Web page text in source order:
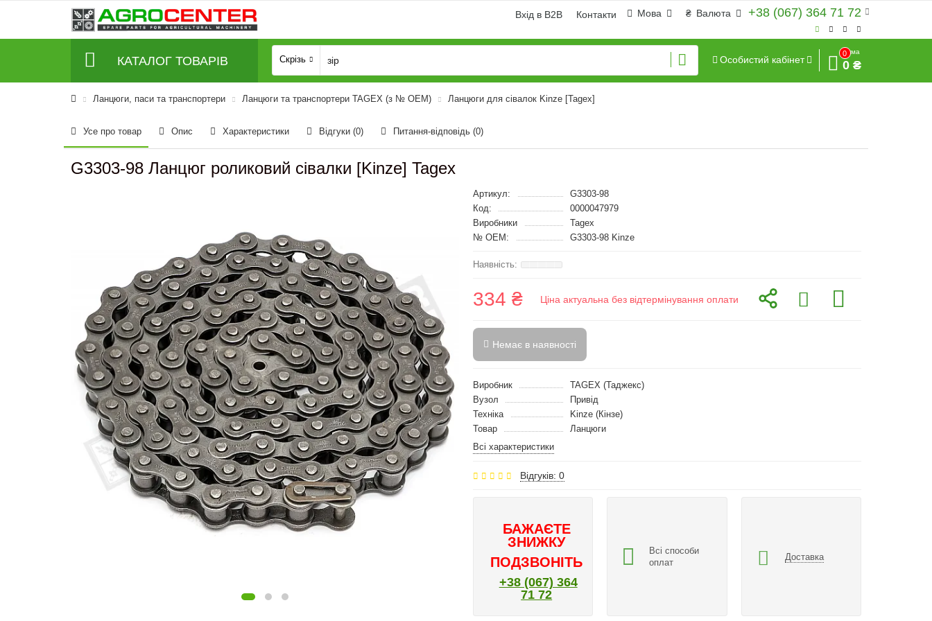
+38 (067) 364 71 72
₴ Валюта
Мова
Вхід в B2B Контакти
КАТАЛОГ ТОВАРІВ Скрізь Особистий кабінет
0
Сума
0 ₴
Ланцюги, паси та транспортери Ланцюги та транспортери TAGEX (з № OEM) Ланцюги для сівалок Kinze [Tagex]
Усе про товар Опис Характеристики Відгуки (0) Питання-відповідь (0)
G3303-98 Ланцюг роликовий сівалки [Kinze] Tagex
Артикул:
G3303-98
Код:
0000047979
Виробники
Tagex
№ OEM:
G3303-98 Kinze
334 ₴ Ціна актуальна без відтермінування оплати
Немає в наявності
Виробник
TAGEX (Таджекс)
Вузол
Привід
Техніка
Kinze (Кінзе)
Товар
Ланцюги
Всі характеристики
Відгуків: 0
БАЖАЄТЕ
ЗНИЖКУ
ПОДЗВОНІТЬ
+38 (067) 364
71 72
Всі способи
оплат
Доставка